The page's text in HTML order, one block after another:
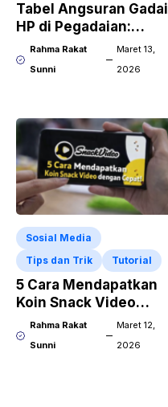
Tabel Angsuran Gadai
HP di Pegadaian:
Simulasi Cicilan
Sampai Cara
Rahma Rakat
Sunni
Maret 13,
2026
Sosial Media
Tips dan Trik
Tutorial
5 Cara Mendapatkan
Koin Snack Video
dengan Cepat!
Rahma Rakat
Sunni
Maret 12,
2026